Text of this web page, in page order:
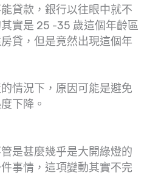
貸款，銀行以往眼中就不
實是 25 -35 歲這個年齡區
貸，但是竟然出現這個年
情況下，原因可能是避免
下降。
是甚麼幾乎是大開綠燈的
事情，這項變動其實不完